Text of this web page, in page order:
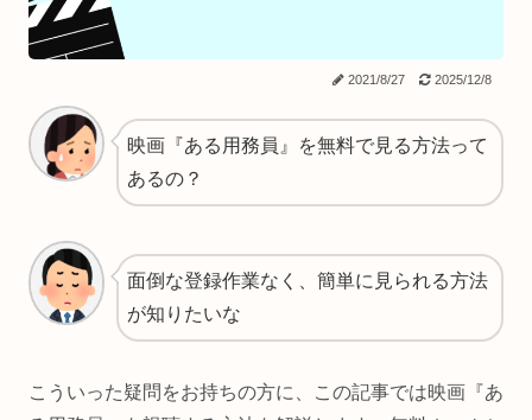
2021/8/27 2025/12/8
映画『ある用務員』を無料で見る方法って
あるの？
面倒な登録作業なく、簡単に見られる方法
が知りたいな
こういった疑問をお持ちの方に、この記事では映画『あ